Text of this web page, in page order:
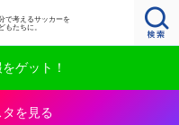
で考えるサッカーを
もたちに。
ゲット！
を見る